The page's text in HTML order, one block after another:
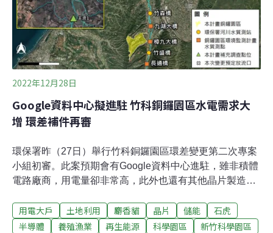
不錯。不管周遭的人流、車流，多麼忙碌、吵雜，那藍藍
的天空總是安安靜靜地望著你。
2022年12月28日
Google資料中心擬進駐 竹科銅鑼園區水電需求大
增 環差補件再審
環保署昨（27日）舉行竹科銅鑼園區環差變更第二次專案
小組初審。此案預期會有Google資料中心進駐，雖非積體
電路廠商，用電量卻非常高，此外也還有其他晶片製造廠
疑。專案小組最終決議補正再審，要求補充進駐產業的製
程、產品、產量變化，並增設自動相機加強石虎監測。銅
用電大戶 土地利用 麝香貓 晶片 儲能
石虎
半導體
養殖漁業 再生能源 科學園區
新竹科學園區